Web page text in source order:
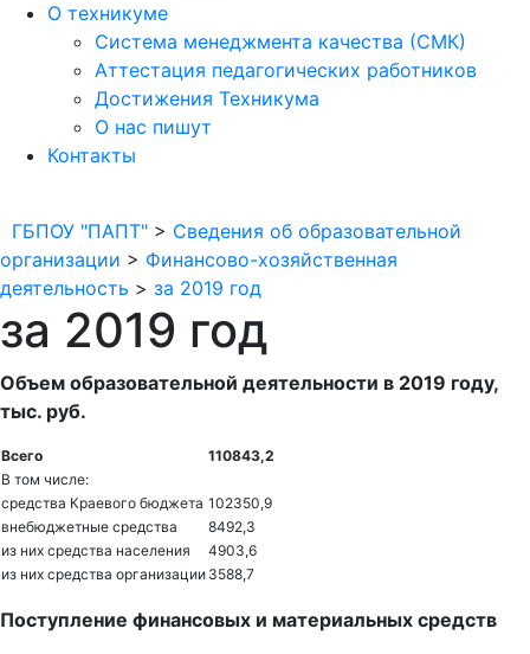
О техникуме
Система менеджмента качества (СМК)
Аттестация педагогических работников
Достижения Техникума
О нас пишут
Контакты
ГБПОУ "ПАПТ" > Сведения об образовательной
организации > Финансово-хозяйственная
деятельность > за 2019 год
за 2019 год
Объем образовательной деятельности в 2019 году,
тыс. руб.
Всего
110843,2
В том числе:
средства Краевого бюджета 102350,9
внебюджетные средства
8492,3
из них средства населения
4903,6
из них средства организации 3588,7
Поступление финансовых и материальных средств